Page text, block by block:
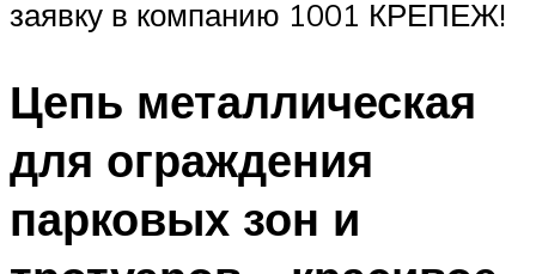
заявку в компанию 1001 КРЕПЕЖ!
Цепь металлическая
для ограждения
парковых зон и